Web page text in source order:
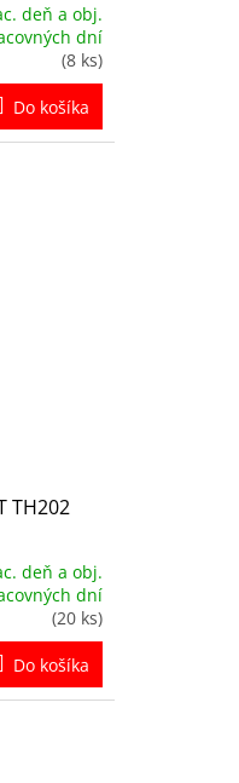
deň a obj.
dní
(8 ks)
Do košíka
TH202
deň a obj.
dní
(20 ks)
Do košíka